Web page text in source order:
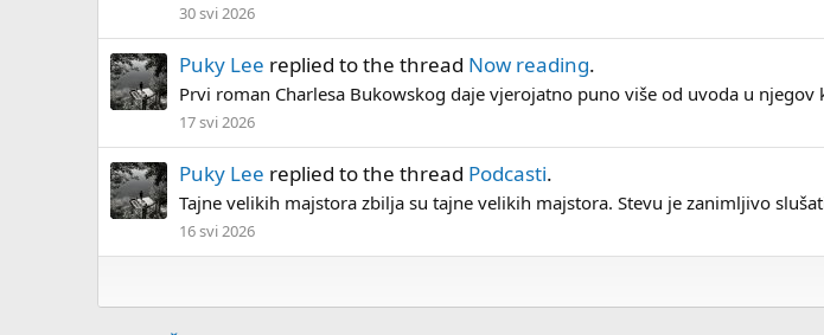
30 svi 2026
Puky Lee replied to the thread Now reading.
Prvi roman Charlesa Bukowskog daje vjerojatno puno više od uvoda u
17 svi 2026
Puky Lee replied to the thread Podcasti.
Tajne velikih majstora zbilja su tajne velikih majstora. Stevu je zanimljivo
16 svi 2026